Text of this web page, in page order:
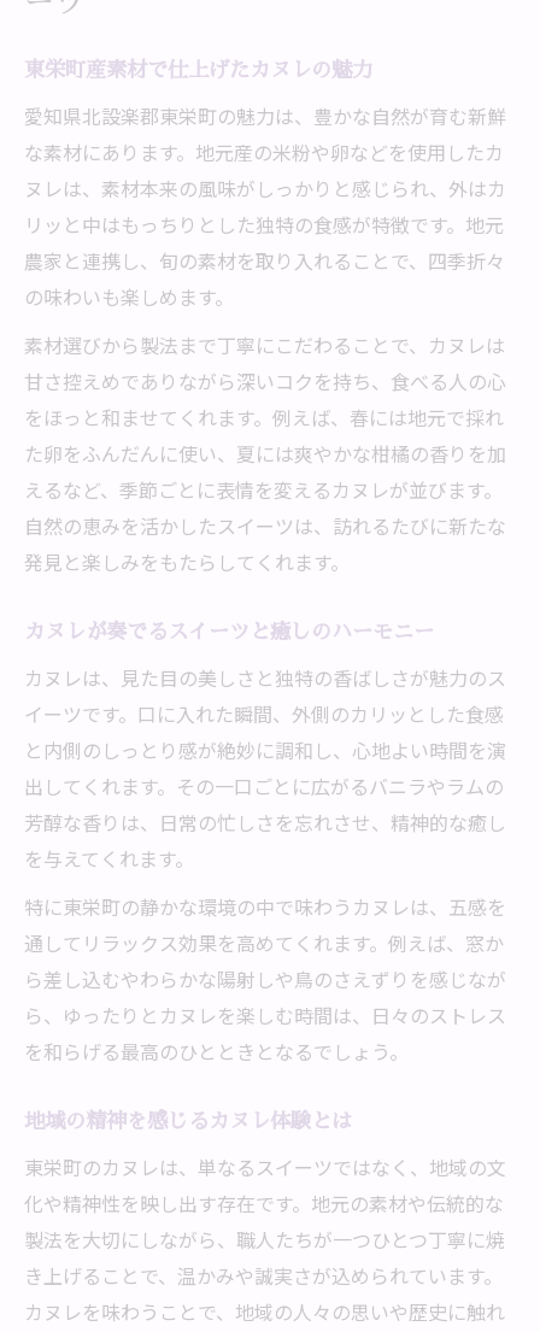
東栄町産素材で仕上げたカヌレの魅力
愛知県北設楽郡東栄町の魅力は、豊かな自然が育む新鮮
な素材にあります。地元産の米粉や卵などを使用したカ
ヌレは、素材本来の風味がしっかりと感じられ、外はカ
リッと中はもっちりとした独特の食感が特徴です。地元
農家と連携し、旬の素材を取り入れることで、四季折々
の味わいも楽しめます。
素材選びから製法まで丁寧にこだわることで、カヌレは
甘さ控えめでありながら深いコクを持ち、食べる人の心
をほっと和ませてくれます。例えば、春には地元で採れ
た卵をふんだんに使い、夏には爽やかな柑橘の香りを加
えるなど、季節ごとに表情を変えるカヌレが並びます。
自然の恵みを活かしたスイーツは、訪れるたびに新たな
発見と楽しみをもたらしてくれます。
カヌレが奏でるスイーツと癒しのハーモニー
カヌレは、見た目の美しさと独特の香ばしさが魅力のス
イーツです。口に入れた瞬間、外側のカリッとした食感
と内側のしっとり感が絶妙に調和し、心地よい時間を演
出してくれます。その一口ごとに広がるバニラやラムの
芳醇な香りは、日常の忙しさを忘れさせ、精神的な癒し
を与えてくれます。
特に東栄町の静かな環境の中で味わうカヌレは、五感を
通してリラックス効果を高めてくれます。例えば、窓か
ら差し込むやわらかな陽射しや鳥のさえずりを感じなが
ら、ゆったりとカヌレを楽しむ時間は、日々のストレス
を和らげる最高のひとときとなるでしょう。
地域の精神を感じるカヌレ体験とは
東栄町のカヌレは、単なるスイーツではなく、地域の文
化や精神性を映し出す存在です。地元の素材や伝統的な
製法を大切にしながら、職人たちが一つひとつ丁寧に焼
き上げることで、温かみや誠実さが込められています。
カヌレを味わうことで、地域の人々の思いや歴史に触れ